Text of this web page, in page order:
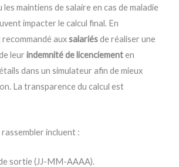
les maintiens de salaire en cas de maladie
impacter le calcul final. En
recommandé auxsalariésde réaliser une
leurindemnité de licenciementen
dans un simulateur afin de mieux
La transparence du calcul est
incluent :
sortie (JJ-MM-AAAA).